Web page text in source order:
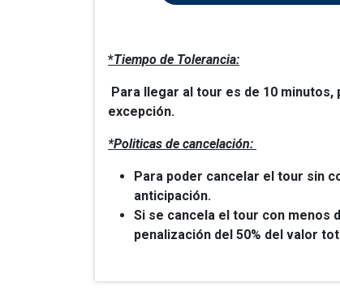
*Tiempo de Tolerancia:
Para llegar al tour es de 10
excepción.
*Politicas de cancelación:
Para poder cancelar el tour sin
anticipación.
Si se cancela el tour con menos
penalización del 50% del valor